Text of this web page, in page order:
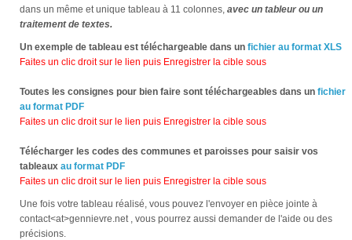
dans un même et unique tableau à 11 colonnes, avec un tableur ou un
traitement de textes.
Un exemple de tableau est téléchargeable dans un fichier au format XLS
Faites un clic droit sur le lien puis Enregistrer la cible sous
Toutes les consignes pour bien faire sont téléchargeables dans un fichier
au format PDF
Faites un clic droit sur le lien puis Enregistrer la cible sous
Télécharger les codes des communes et paroisses pour saisir vos
tableaux au format PDF
Faites un clic droit sur le lien puis Enregistrer la cible sous
Une fois votre tableau réalisé, vous pouvez l'envoyer en pièce jointe à
contact<at>gennievre.net , vous pourrez aussi demander de l'aide ou des
précisions.